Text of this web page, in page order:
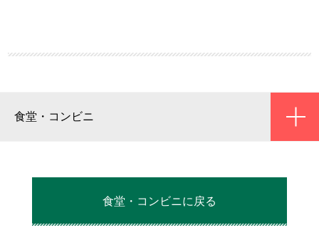
食堂・コンビニ
食堂・コンビニに戻る